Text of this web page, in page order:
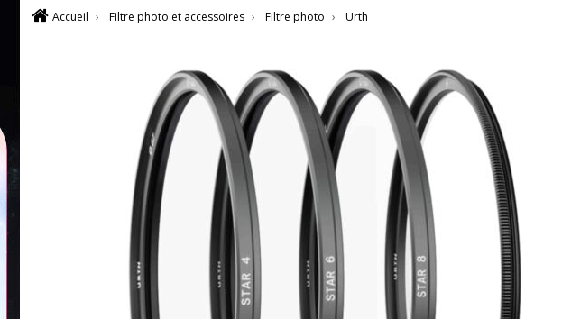
Accueil › Filtre photo et accessoires › Filtre photo › Urth